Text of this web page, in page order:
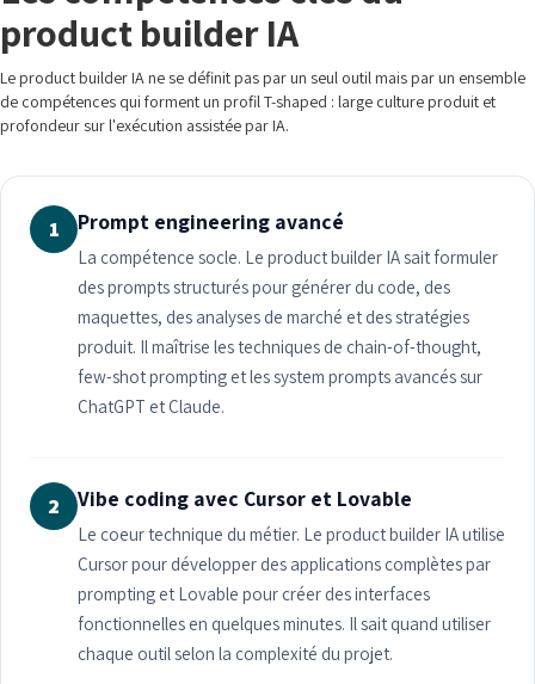
product builder IA
Le product builder IA ne se définit pas par un seul outil mais par un ensemble
de compétences qui forment un profil T-shaped : large culture produit et
profondeur sur l'exécution assistée par IA.
1 Prompt engineering avancé
La compétence socle. Le product builder IA sait formuler
des prompts structurés pour générer du code, des
maquettes, des analyses de marché et des stratégies
produit. Il maîtrise les techniques de chain-of-thought,
few-shot prompting et les system prompts avancés sur
ChatGPT et Claude.
2 Vibe coding avec Cursor et Lovable
Le coeur technique du métier. Le product builder IA utilise
Cursor pour développer des applications complètes par
prompting et Lovable pour créer des interfaces
fonctionnelles en quelques minutes. Il sait quand utiliser
chaque outil selon la complexité du projet.